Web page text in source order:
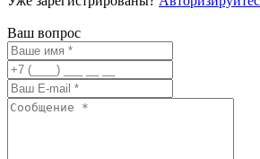
Ваш вопрос